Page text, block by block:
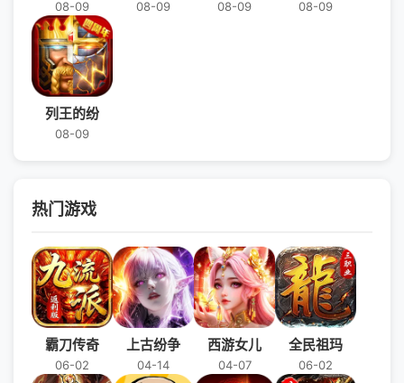
08-09 08-09 08-09 08-09
列王的纷
08-09
热门游戏
霸刀传奇
06-02
上古纷争
04-14
西游女儿
04-07
全民祖玛
06-02